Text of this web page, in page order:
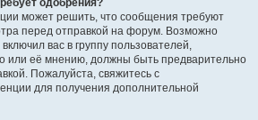
одобрения?
может решить, что сообщения требуют
перед отправкой на форум. Возможно
вас в группу пользователей,
или её мнению, должны быть предварительно
Пожалуйста, свяжитесь с
для получения дополнительной